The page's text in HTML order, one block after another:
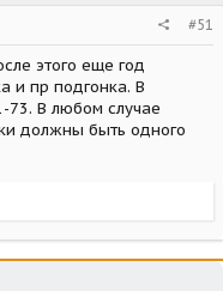
#51
этого еще год
и пр подгонка. В
73. В любом случае
должны быть одного